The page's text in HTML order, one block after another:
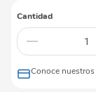
Cantidad
Conoce nuestros